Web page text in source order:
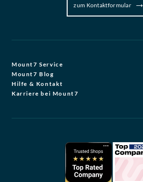
zum Kontaktformular
Mount7 Service
Mount7 Blog
Hilfe & Kontakt
Karriere bei Mount7